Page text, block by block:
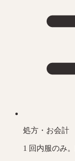
処方・お会計
1 回内服のみ